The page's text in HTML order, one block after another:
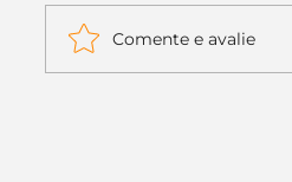
Comente e avalie